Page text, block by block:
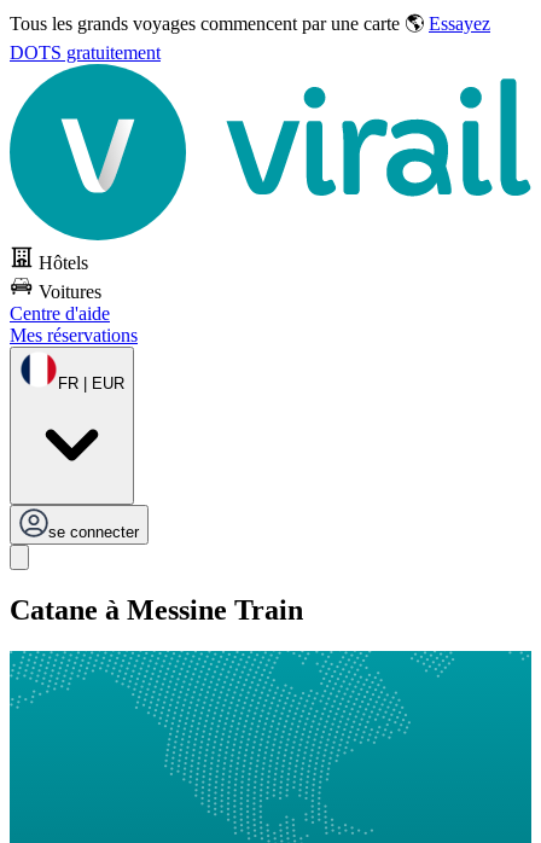
Tous les grands voyages commencent par une carte 🌎 Essayez
DOTS gratuitement
Hôtels
Voitures
Centre d'aide
Mes réservations
FR | EUR
se connecter
Catane à Messine Train